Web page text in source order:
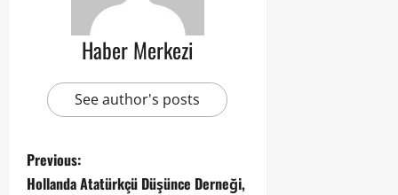
Haber Merkezi
See author's posts
Previous:
Hollanda Atatürkçü Düşünce Derneği,